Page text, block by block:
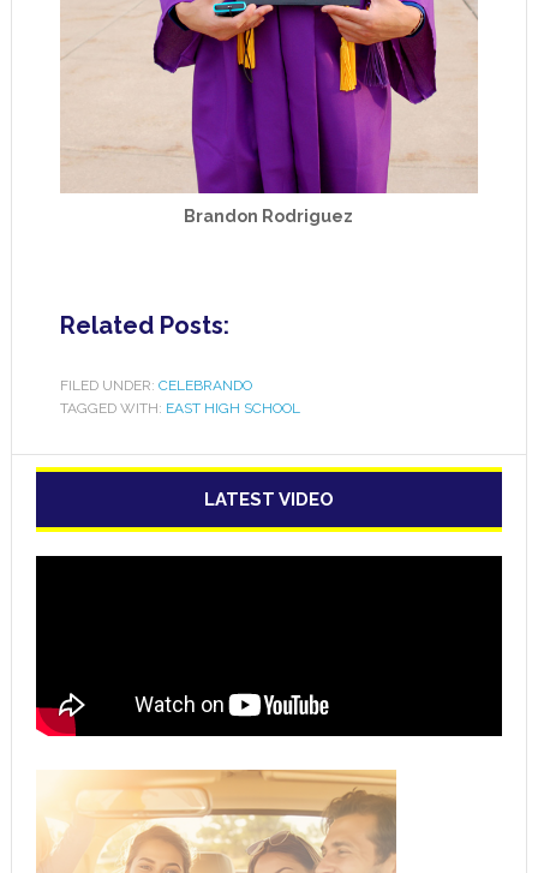
Brandon Rodriguez
Related Posts:
FILED UNDER: CELEBRANDO
TAGGED WITH: EAST HIGH SCHOOL
LATEST VIDEO